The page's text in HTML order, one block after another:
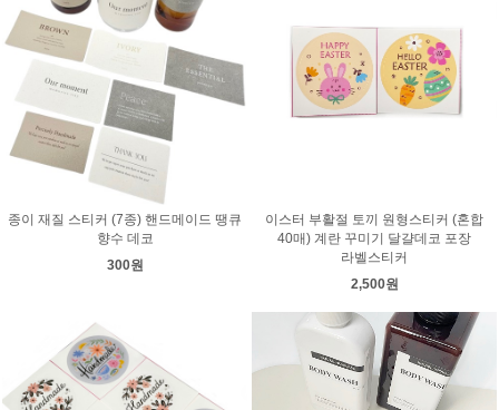
종이 재질 스티커 (7종) 핸드메이드 땡큐
향수 데코
300원
이스터 부활절 토끼 원형스티커 (혼합
40매) 계란 꾸미기 달걀데코 포장
라벨스티커
2,500원